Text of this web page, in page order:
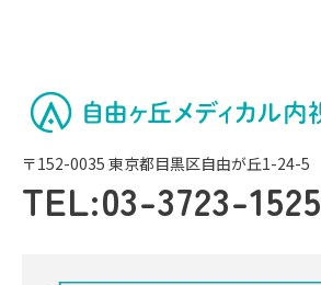
〒152-0035 東京都目黒区自由が丘1-24-5
TEL:03-3723-1525